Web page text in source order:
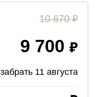
10 670
9 700
забрать 11 августа